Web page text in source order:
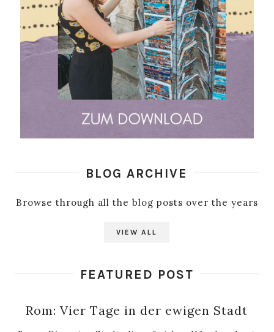
BLOG ARCHIVE
Browse through all the blog posts over the years
VIEW ALL
FEATURED POST
Rom: Vier Tage in der ewigen Stadt